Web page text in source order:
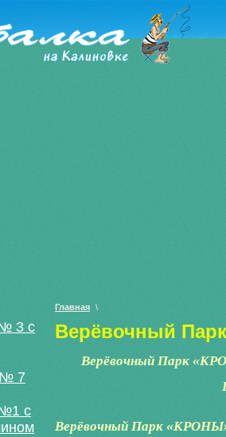
3 с
№ 7
с
Главная \
Верёвочный
Верёвочный Парк
Верёвочный Парк